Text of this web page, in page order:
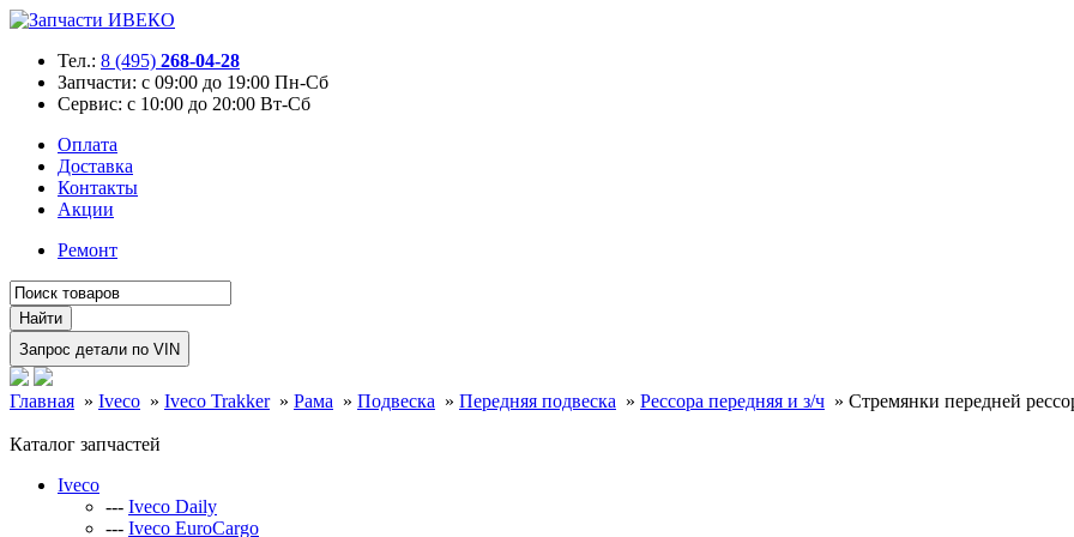
Тел.: 8 (495) 268-04-28
Запчасти: с 09:00 до 19:00 Пн-Сб
Сервис: с 10:00 до 20:00 Вт-Сб
Оплата
Доставка
Контакты
Акции
Ремонт
Главная » Iveco » Iveco Trakker » Рама » Подвеска » Передняя подвеска » Рессора передняя и з/ч » Стремянки передней
Каталог запчастей
Iveco
--- Iveco Daily
--- Iveco EuroCargo